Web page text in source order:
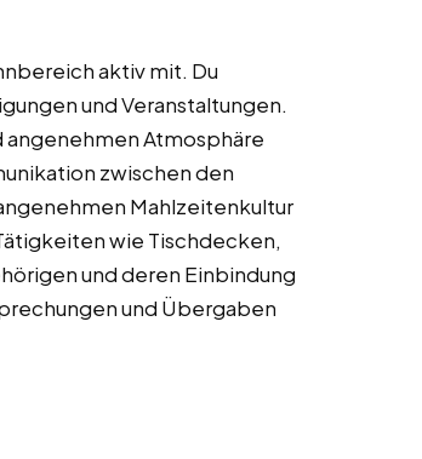
aktiv mit. Du
und Veranstaltungen.
Atmosphäre
zwischen den
Mahlzeitenkultur
wie Tischdecken,
und deren Einbindung
und Übergaben